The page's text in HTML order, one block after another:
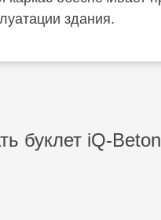
здания.
буклет iQ-Beton